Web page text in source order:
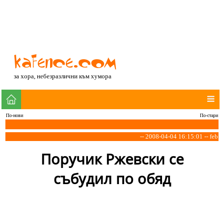
за хора, небезразлични към хумора
По-нови По-стари
-- 2008-04-04 16:15:01 -- feb
Поручик Ржевски се
събудил по обяд